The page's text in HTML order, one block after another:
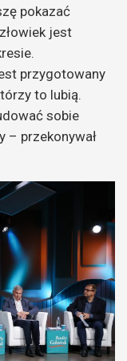
pokazać
jest
przygotowany
to lubią.
sobie
– przekonywał